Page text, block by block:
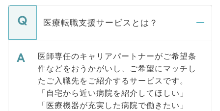
医療転職支援サービスとは？
医師専任のキャリアパートナーがご希望条
件などをおうかがいし、ご希望にマッチし
たご入職先をご紹介するサービスです。
「自宅から近い病院を紹介してほしい」
「医療機器が充実した病院で働きたい」